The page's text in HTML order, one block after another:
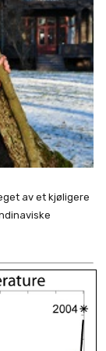
av et kjøligere